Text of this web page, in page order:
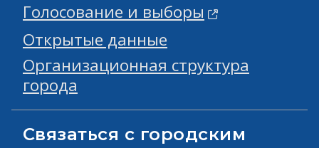
Голосование и выборы
Открытые данные
Организационная структура
города
Связаться с городским